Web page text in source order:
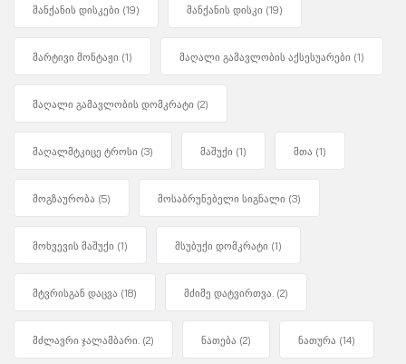
მანქანის დისკები (19) მანქანის დისკი (19)
მარტივი მონტაჟი (1) მაღალი გამავლობის აქსესუარები (1)
მაღალი გამავლობის დომკრატი (2)
მაღალმტკიცე ტროსი (3) მაშუქი (1) მთა (1)
მოგზაურობა (5) მოსაბრუნებელი სიგნალი (3)
მოხვევის მაშუქი (1) მსუბუქი დომკრატი (1)
მტვრისგან დაცვა (18) მძიმე დატვირთვა. (2)
მძლავრი ჯალამბარი. (2) ნათება (2) ნათურა (14)